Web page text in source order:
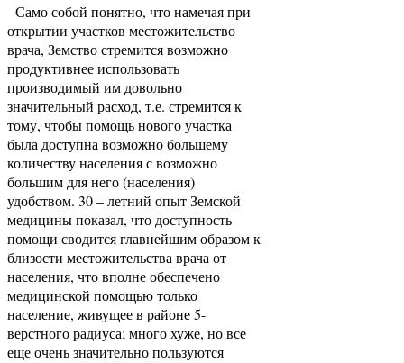
Само собой понятно, что намечая при
открытии участков местожительство
врача, Земство стремится возможно
продуктивнее использовать
производимый им довольно
значительный расход, т.е. стремится к
тому, чтобы помощь нового участка
была доступна возможно большему
количеству населения с возможно
большим для него (населения)
удобством. 30 – летний опыт Земской
медицины показал, что доступность
помощи сводится главнейшим образом к
близости местожительства врача от
населения, что вполне обеспечено
медицинской помощью только
население, живущее в районе 5-
верстного радиуса; много хуже, но все
еще очень значительно пользуются